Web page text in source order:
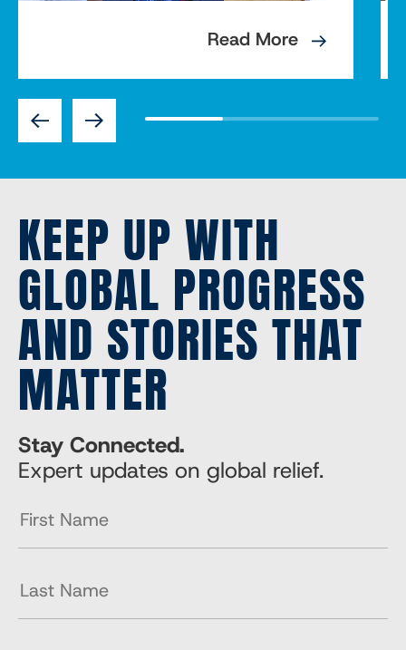
Previous
Read More
Next
KEEP UP WITH
GLOBAL PROGRESS
AND STORIES THAT
MATTER
Stay Connected.
Expert updates on global relief.